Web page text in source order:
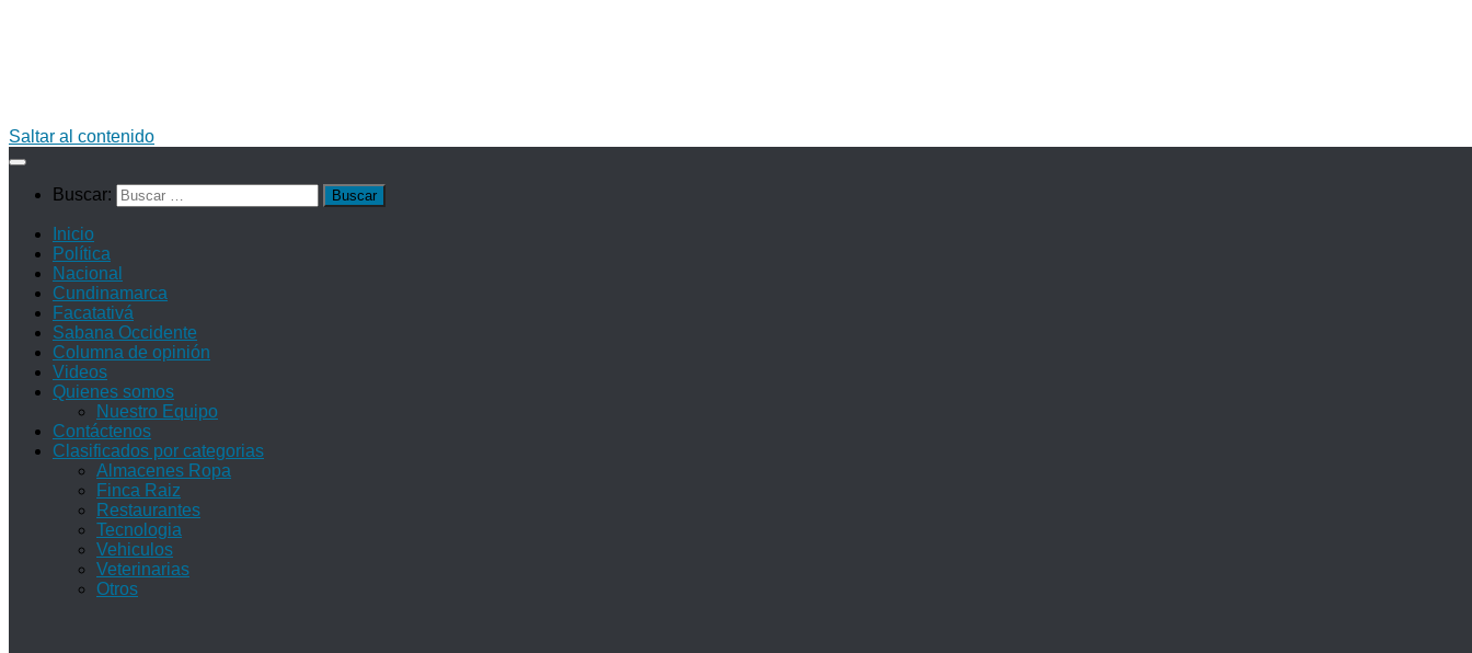
Saltar al contenido
Buscar:
Inicio
Política
Nacional
Cundinamarca
Facatativá
Sabana Occidente
Columna de opinión
Videos
Quienes somos
Nuestro Equipo
Contáctenos
Clasificados por categorias
Almacenes Ropa
Finca Raiz
Restaurantes
Tecnologia
Vehiculos
Veterinarias
Otros